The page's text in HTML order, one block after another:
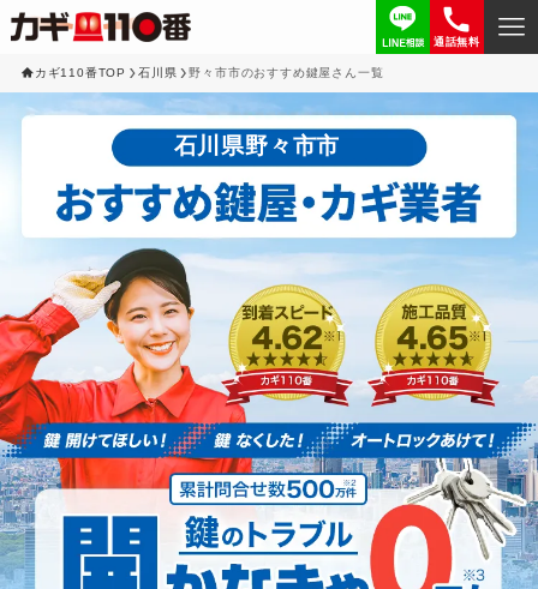
通話無料
カギ110番TOP 石川県 野々市市のおすすめ鍵屋さん一覧
石川県野々市市